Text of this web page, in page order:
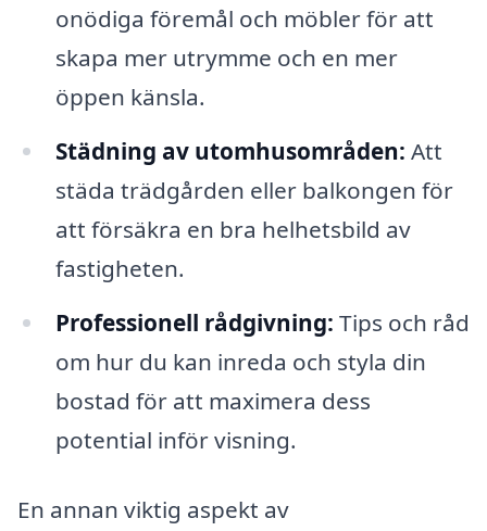
onödiga föremål och möbler för att
skapa mer utrymme och en mer
öppen känsla.
Städning av utomhusområden: Att
städa trädgården eller balkongen för
att försäkra en bra helhetsbild av
fastigheten.
Professionell rådgivning: Tips och råd
om hur du kan inreda och styla din
bostad för att maximera dess
potential inför visning.
En annan viktig aspekt av